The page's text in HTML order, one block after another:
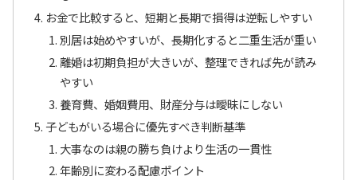
お金で比較すると、短期と長期で損得は逆転しやすい
別居は始めやすいが、長期化すると二重生活が重い
離婚は初期負担が大きいが、整理できれば先が読み
やすい
養育費、婚姻費用、財産分与は曖昧にしない
子どもがいる場合に優先すべき判断基準
大事なのは親の勝ち負けより生活の一貫性
年齢別に変わる配慮ポイント